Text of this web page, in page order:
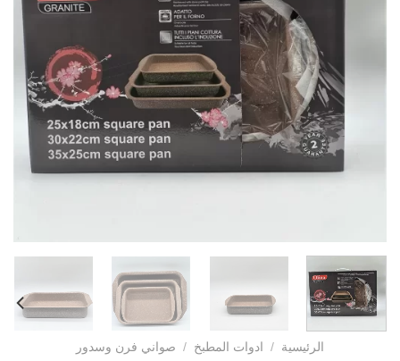
الرئيسية / ادوات المطبخ / صواني فرن وسدور